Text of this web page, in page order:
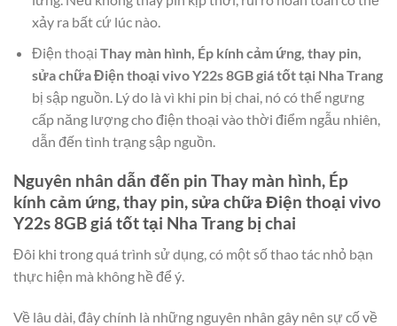
xảy ra bất cứ lúc nào.
Điện thoại Thay màn hình, Ép kính cảm ứng, thay pin,
sửa chữa Điện thoại vivo Y22s 8GB giá tốt tại Nha Trang
bị sập nguồn. Lý do là vì khi pin bị chai, nó có thể ngưng
cấp năng lượng cho điện thoại vào thời điểm ngẫu nhiên,
dẫn đến tình trạng sập nguồn.
Nguyên nhân dẫn đến pin Thay màn hình, Ép
kính cảm ứng, thay pin, sửa chữa Điện thoại vivo
Y22s 8GB giá tốt tại Nha Trang bị chai
Đôi khi trong quá trình sử dụng, có một số thao tác nhỏ bạn
thực hiện mà không hề để ý.
Về lâu dài, đây chính là những nguyên nhân gây nên sự cố về